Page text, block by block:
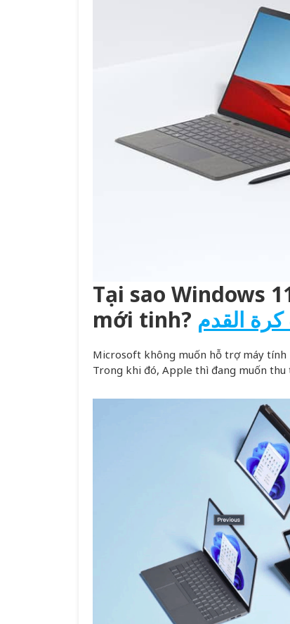
Tại sao Windows
mới tinh? القدم
Microsoft không muốn hỗ trợ máy tính
Trong khi đó, Apple thì đang muốn thu